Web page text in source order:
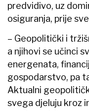
predvidivo, uz
osiguranja, prije
– Geopolitički i
a njihovi se učinci
energenata,
gospodarstvo, pa
Aktualni
svega djeluju kroz